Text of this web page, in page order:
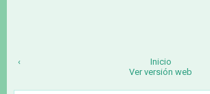
‹
Inicio
Ver versión web